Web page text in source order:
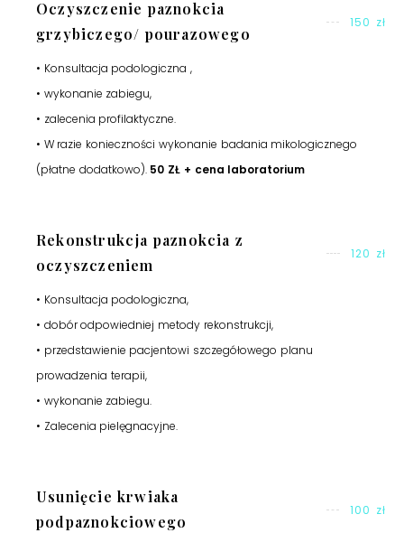
Oczyszczenie paznokcia
grzybiczego/ pourazowego
150 zł
• Konsultacja podologiczna ,
• wykonanie zabiegu,
• zalecenia profilaktyczne.
• W razie konieczności wykonanie badania mikologicznego
(płatne dodatkowo). 50 ZŁ + cena laboratorium
Rekonstrukcja paznokcia z
oczyszczeniem
120 zł
• Konsultacja podologiczna,
• dobór odpowiedniej metody rekonstrukcji,
• przedstawienie pacjentowi szczegółowego planu
prowadzenia terapii,
• wykonanie zabiegu.
• Zalecenia pielęgnacyjne.
Usunięcie krwiaka
podpaznokciowego
100 zł